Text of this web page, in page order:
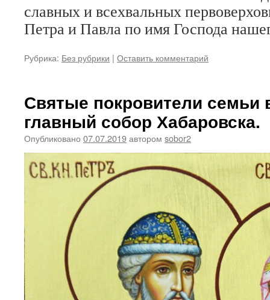
славных и всехвальных
Петра и Павла по имя Господа
Рубрика: Без рубрики | Оставить комментарий
Святые покровители семьи
главный собор Хабаровска.
Опубликовано 07.07.2019автором sobor2